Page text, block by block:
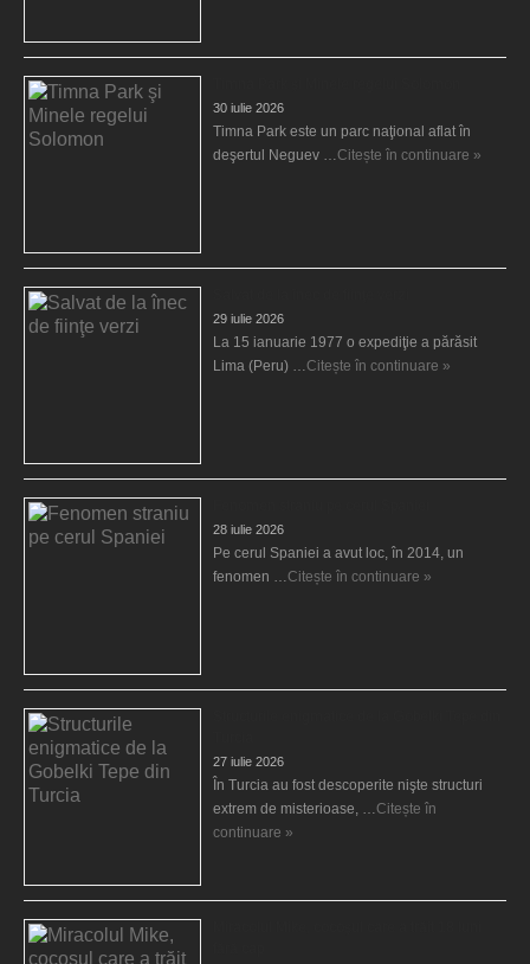
30 iulie 2026
Timna Park este un parc naţional aflat în
deşertul Neguev …Citește în continuare »
29 iulie 2026
La 15 ianuarie 1977 o expediţie a părăsit
Lima (Peru) …Citește în continuare »
28 iulie 2026
Pe cerul Spaniei a avut loc, în 2014, un
fenomen …Citește în continuare »
27 iulie 2026
În Turcia au fost descoperite nişte structuri
extrem de misterioase, …Citește în
continuare »